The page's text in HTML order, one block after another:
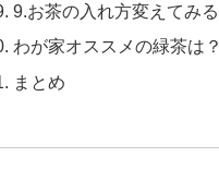
9.お茶の入れ方変えてみる
わが家オススメの緑茶は？
まとめ